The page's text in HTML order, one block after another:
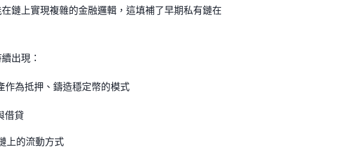
鏈上實現複雜的金融邏輯，這填補了早期私有鏈在
出現：
作為抵押、鑄造穩定幣的模式
借貸
上的流動方式